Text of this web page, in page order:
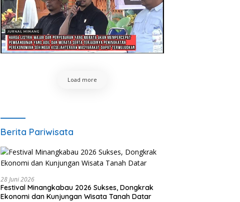
Load more
Berita Pariwisata
28 Juni 2026
Festival Minangkabau 2026 Sukses, Dongkrak
Ekonomi dan Kunjungan Wisata Tanah Datar